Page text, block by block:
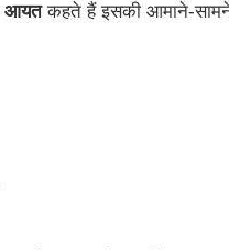
आयतकहते हैं इसकी आमाने-सामने